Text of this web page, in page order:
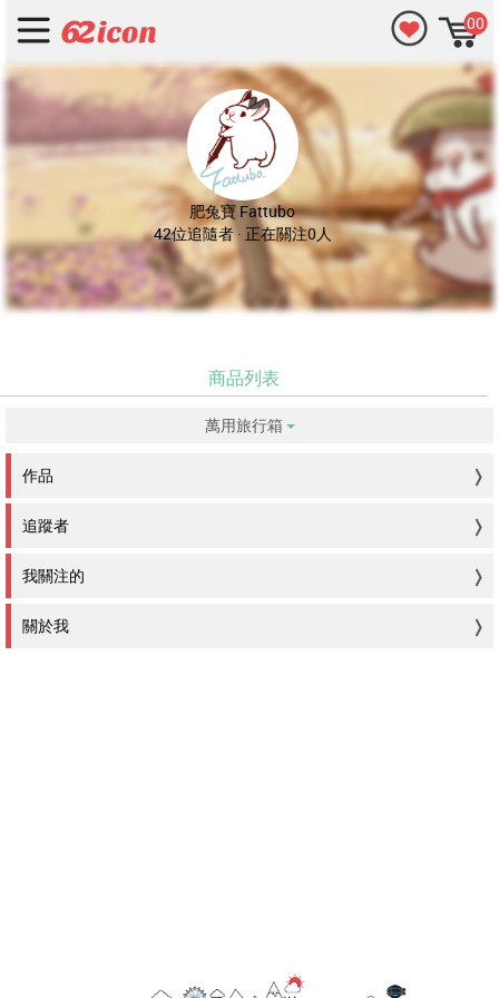
00
肥兔寶 Fattubo
42位追隨者 · 正在關注0人
商品列表
萬用旅行箱
作品
追蹤者
我關注的
關於我